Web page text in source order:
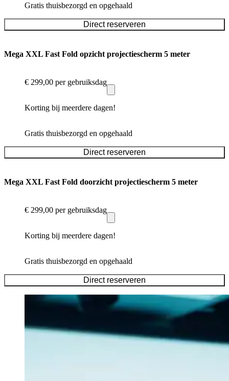
Gratis thuisbezorgd en opgehaald
Direct reserveren
Mega XXL Fast Fold opzicht projectiescherm 5 meter
€ 299,00 per gebruiksdag
Korting bij meerdere dagen!
Gratis thuisbezorgd en opgehaald
Direct reserveren
Mega XXL Fast Fold doorzicht projectiescherm 5 meter
€ 299,00 per gebruiksdag
Korting bij meerdere dagen!
Gratis thuisbezorgd en opgehaald
Direct reserveren